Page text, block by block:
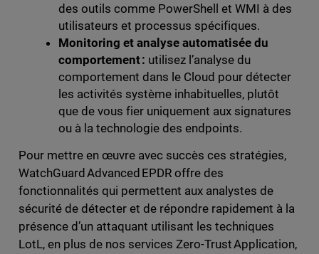
des outils comme PowerShell et WMI à des
utilisateurs et processus spécifiques.
Monitoring et analyse automatisée du
comportement : utilisez l’analyse du
comportement dans le Cloud pour détecter
les activités système inhabituelles, plutôt
que de vous fier uniquement aux signatures
ou à la technologie des endpoints.
Pour mettre en œuvre avec succès ces stratégies,
WatchGuard Advanced EPDR offre des
fonctionnalités qui permettent aux analystes de
sécurité de détecter et de répondre rapidement à la
présence d’un attaquant utilisant les techniques
LotL, en plus de nos services Zero-Trust Application,